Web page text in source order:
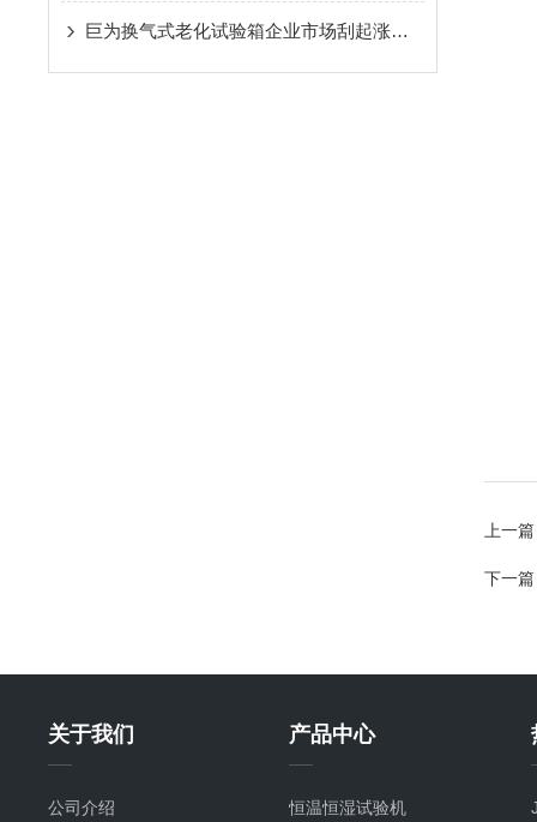
巨为换气式老化试验箱企业市场刮起涨价狂潮
上一
下一
关于我们
公司介绍
产品中心
恒温恒湿试验机